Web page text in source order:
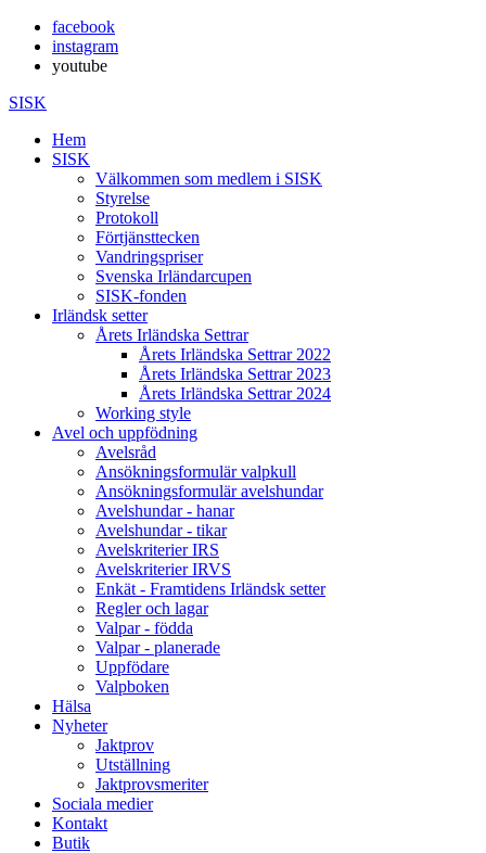
facebook
instagram
youtube
SISK
Hem
SISK
Välkommen som medlem i SISK
Styrelse
Protokoll
Förtjänsttecken
Vandringspriser
Svenska Irländarcupen
SISK-fonden
Irländsk setter
Årets Irländska Settrar
Årets Irländska Settrar 2022
Årets Irländska Settrar 2023
Årets Irländska Settrar 2024
Working style
Avel och uppfödning
Avelsråd
Ansökningsformulär valpkull
Ansökningsformulär avelshundar
Avelshundar - hanar
Avelshundar - tikar
Avelskriterier IRS
Avelskriterier IRVS
Enkät - Framtidens Irländsk setter
Regler och lagar
Valpar - födda
Valpar - planerade
Uppfödare
Valpboken
Hälsa
Nyheter
Jaktprov
Utställning
Jaktprovsmeriter
Sociala medier
Kontakt
Butik